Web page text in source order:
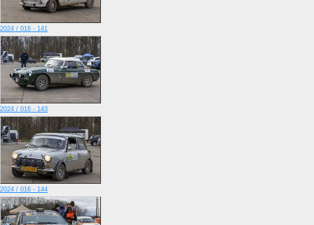
2024 / 016 - 141
2024 / 016 - 143
2024 / 016 - 144